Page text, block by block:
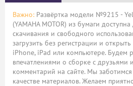
Важно: Развёртка модели №9215 -
(YAMAHA MOTOR) из бумаги
скачивания и свободного
загрузить без регистрации и
iPhone, iPad или компьютере. Будем
впечатлениями о сборке с друзьями
комментарий на сайте. Мы
качестве материалов. Желаем